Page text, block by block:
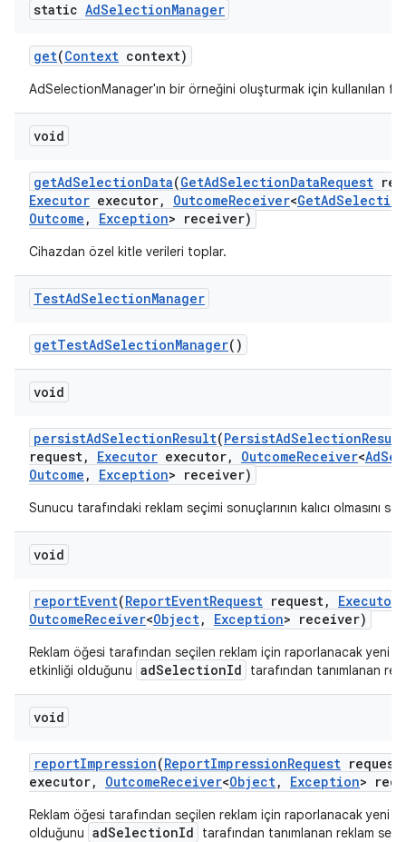
static AdSelectionManager
get(Context context)
AdSelectionManager'ın bir örneğini oluşturmak için kullanılan
void
getAdSelectionData(GetAdSelectionDataRequest
Executor executor, OutcomeReceiver<GetAdSelection
Outcome , Exception> receiver)
Cihazdan özel kitle verileri toplar.
TestAdSelectionManager
getTestAdSelectionManager()
void
persistAdSelectionResult(PersistAdSelectionResult
request, Executor executor, OutcomeReceiver<Ad
Outcome , Exception> receiver)
Sunucu tarafındaki reklam seçimi sonuçlarının kalıcı olmasını
void
reportEvent(ReportEventRequest request, Executor
OutcomeReceiver<Object, Exception> receiver)
Reklam öğesi tarafından seçilen reklam için raporlanacak yeni
etkinliği olduğunu adSelectionId tarafından tanımlanan
void
reportImpression(ReportImpressionRequest request
executor, OutcomeReceiver<Object, Exception>
Reklam öğesi tarafından seçilen reklam için raporlanacak yeni
olduğunu adSelectionId tarafından tanımlanan reklam